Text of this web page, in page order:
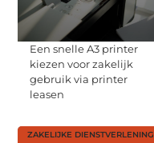
Een snelle A3 printer
kiezen voor zakelijk
gebruik via printer
leasen
ZAKELIJKE DIENSTVERLENING